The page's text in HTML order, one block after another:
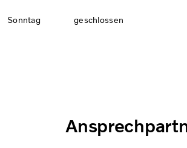
Sonntag geschlossen